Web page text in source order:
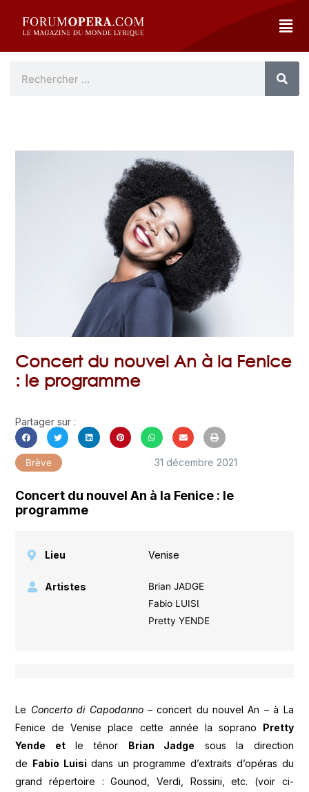
Concert du nouvel An à la Fenice
: le programme
Partager sur :
Brève 31 décembre 2021
Concert du nouvel An à la Fenice : le
programme
Lieu Venise
Artistes
Brian JADGE
Fabio LUISI
Pretty YENDE
Le Concerto di Capodanno – concert du nouvel An – à La
Fenice de Venise place cette année la soprano Pretty
Yende etle ténor Brian Jadge sous la direction
de Fabio Luisi dans un programme d’extraits d’opéras du
grand répertoire : Gounod, Verdi, Rossini, etc. (voir ci-